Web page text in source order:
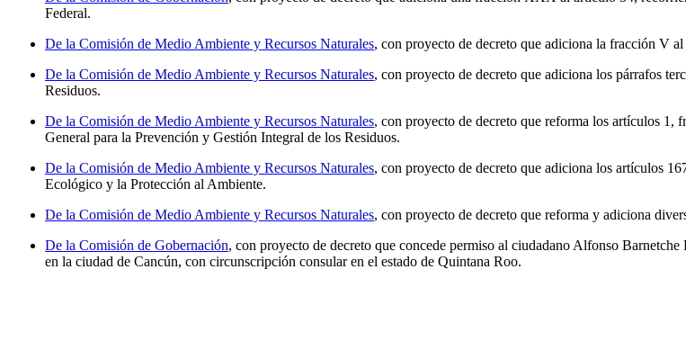
Federal.
De la Comisión de Medio Ambiente y Recursos Naturales, con proyecto de decreto que adiciona la fracción V
De la Comisión de Medio Ambiente y Recursos Naturales, con proyecto de decreto que adiciona los párrafos
Residuos.
De la Comisión de Medio Ambiente y Recursos Naturales, con proyecto de decreto que reforma los artículos
General para la Prevención y Gestión Integral de los Residuos.
De la Comisión de Medio Ambiente y Recursos Naturales, con proyecto de decreto que adiciona los artículos
Ecológico y la Protección al Ambiente.
De la Comisión de Medio Ambiente y Recursos Naturales, con proyecto de decreto que reforma y adiciona
De la Comisión de Gobernación, con proyecto de decreto que concede permiso al ciudadano Alfonso
en la ciudad de Cancún, con circunscripción consular en el estado de Quintana Roo.